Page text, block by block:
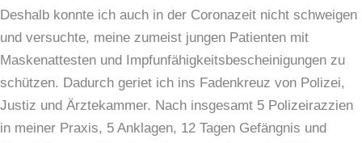
Deshalb konnte ich auch in der Coronazeit nicht schweigen
und versuchte, meine zumeist jungen Patienten mit
Maskenattesten und Impfunfähigkeitsbescheinigungen zu
schützen. Dadurch geriet ich ins Fadenkreuz von Polizei,
Justiz und Ärztekammer. Nach insgesamt 5 Polizeirazzien
in meiner Praxis, 5 Anklagen, 12 Tagen Gefängnis und